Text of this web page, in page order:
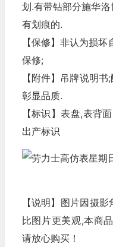
划.有带钻部分施华
有划痕的.
【保修】非认为损
保修;
【附件】吊牌说明
彰显品质.
【标识】表盘,表背
出产标识
【说明】图片因摄
比图片更美观,本商
请放心购买！